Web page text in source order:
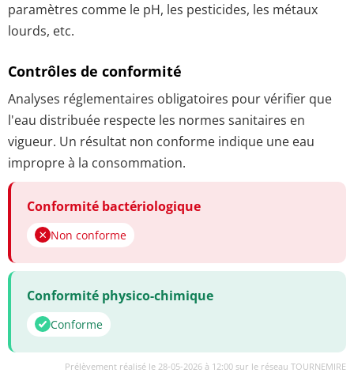
paramètres comme le pH, les pesticides, les métaux
lourds, etc.
Contrôles de conformité
Analyses réglementaires obligatoires pour vérifier que
l'eau distribuée respecte les normes sanitaires en
vigueur. Un résultat non conforme indique une eau
impropre à la consommation.
Conformité bactériologique
Non conforme
Conformité physico-chimique
Conforme
Prélèvement réalisé le 28-05-2026 à 12:00 sur le réseau TOURNEMIRE